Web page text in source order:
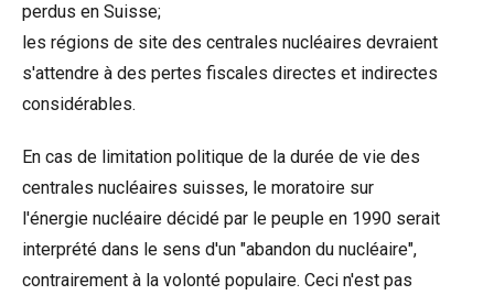
perdus en Suisse;
les régions de site des centrales nucléaires devraient
s'attendre à des pertes fiscales directes et indirectes
considérables.
En cas de limitation politique de la durée de vie des
centrales nucléaires suisses, le moratoire sur
l'énergie nucléaire décidé par le peuple en 1990 serait
interprété dans le sens d'un "abandon du nucléaire",
contrairement à la volonté populaire. Ceci n'est pas